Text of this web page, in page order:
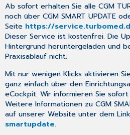
müssen
2 Gesetzliche/
Vertragliche
Neuheiten
&
Änderungen
2.1 Aktualisierung
der
EBM-
Stammdaten
3 Allgemeine
Neuheiten
Ab sofort erhalten Sie alle CGM
noch über CGM SMART UPDATE
Seite https://
Dieser Service ist kostenfrei. Die
Hintergrund heruntergeladen und
Praxisablauf nicht.
Mit nur wenigen Klicks aktivieren
ganz einfach über den
eCockpit. Wir informieren Sie
Weitere Informationen zu CGM
auf unserer Website unter dem Link
smartupdate.